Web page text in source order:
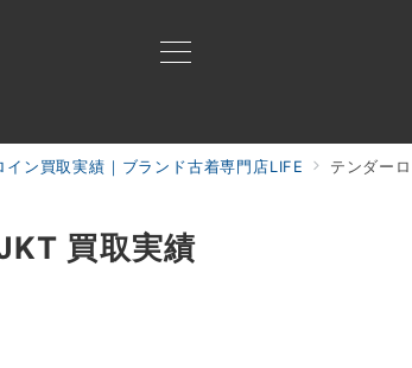
イン買取実績｜ブランド古着専門店LIFE テンダー
買取実績